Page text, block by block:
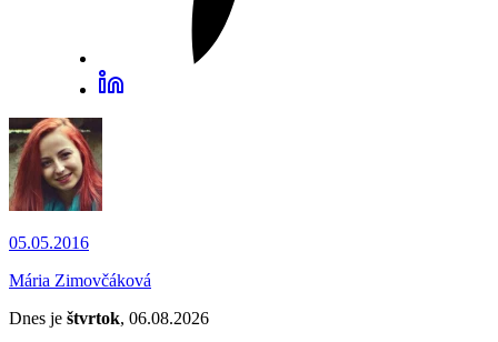
05.05.2016
Mária Zimovčáková
Dnes je štvrtok, 06.08.2026